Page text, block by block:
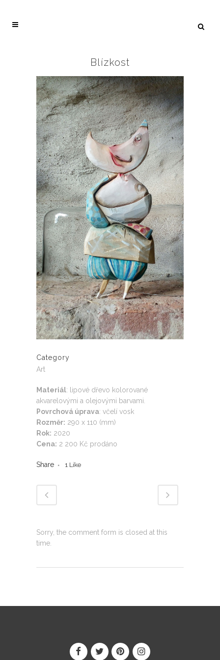
Blízkost
Category
Art
Materiál: lipové dřevo kolorované
akvarelovými a olejovými barvami.
Povrchová úprava: včelí vosk
Rozměr: 290 x 110 (mm)
Rok: 2020
Cena: 2 200 Kč prodáno
Share 1 Like
Sorry, the comment form is closed at this
time.